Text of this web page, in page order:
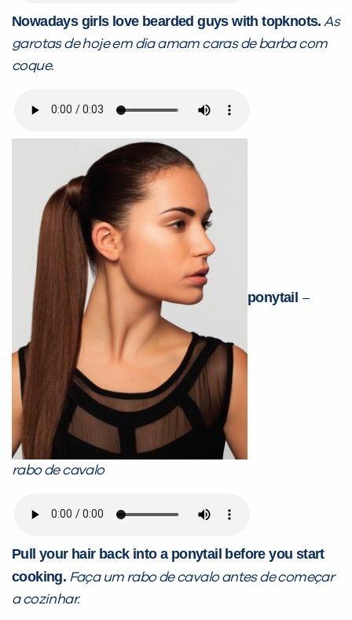
Nowadays girls love bearded guys with topknots. As
garotas de hoje em dia amam caras de barba com
coque.
ponytail –
rabo de cavalo
Pull your hair back into a ponytail before you start
cooking. Faça um rabo de cavalo antes de começar
a cozinhar.